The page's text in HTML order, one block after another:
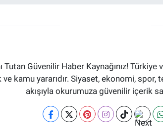
Güvenilir Haber Kaynağınız!
kamu yararıdır. Siyaset, ekonomi,
akışıyla okurumuza güvenilir içerik